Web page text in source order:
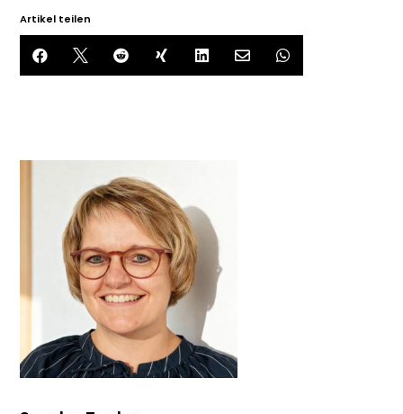
Artikel teilen
      